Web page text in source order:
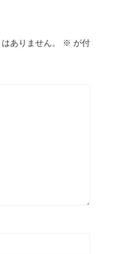
ありません。 ※ が付